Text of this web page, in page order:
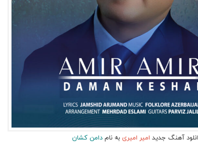
آهنگ جدید امیر امیری به نامدامن کشان